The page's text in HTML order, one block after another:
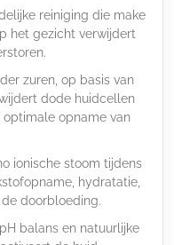
reiniging die make
het gezicht verwijdert
zuren, op basis van
dode huidcellen
opname van
ionische stoom tijdens
hydratatie,
doorbloeding.
balans en natuurlijke